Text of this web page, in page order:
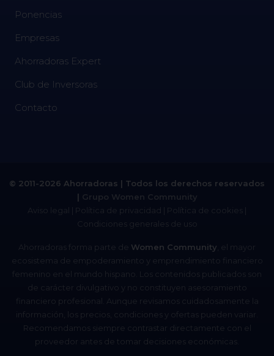
Ponencias
Empresas
Ahorradoras Expert
Club de Inversoras
Contacto
© 2011-2026 Ahorradoras | Todos los derechos reservados
| Grupo Women Community
Aviso legal
Política de privacidad Política de cookies
Condiciones generales de uso
Ahorradoras forma parte de Women Community , el mayor
ecosistema de empoderamiento y emprendimiento financiero
femenino en el mundo hispano. Los contenidos publicados son
de carácter divulgativo y no constituyen asesoramiento
financiero profesional. Aunque revisamos cuidadosamente la
información, los precios, condiciones y ofertas pueden variar.
Recomendamos siempre contrastar directamente con el
proveedor antes de tomar decisiones económicas.